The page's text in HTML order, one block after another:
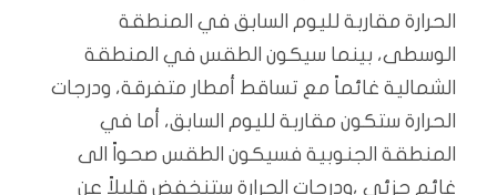
الحرارة مقاربة لليوم السابق في المنطقة
الوسطى، بينما سيكون الطقس في المنطقة
الشمالية غائماً مع تساقط أمطار متفرقة، ودرجات
الحرارة ستكون مقاربة لليوم السابق، أما في
المنطقة الجنوبية فسيكون الطقس صحواً الى
غائم جزئي ،ودرجات الحرارة ستنخفض قليلاً عن